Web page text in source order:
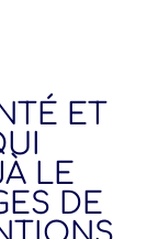
ET
LE
DE